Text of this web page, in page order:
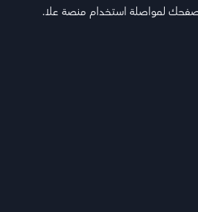
لمواصلة استخدام منصة علا.